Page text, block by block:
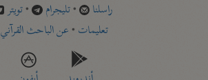
راسلنا •تليجرام •تويتر
تعليمات •عن الباحث القرآني